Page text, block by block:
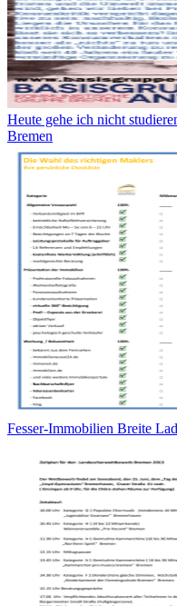
Heute gehe ich nicht
Bremen
Fesser-Immobilien Breite